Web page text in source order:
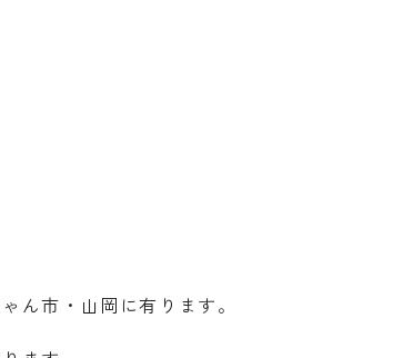
ん市・山岡に有ります。